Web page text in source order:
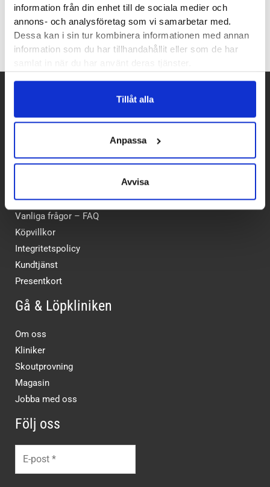
information från din enhet till de sociala medier och
annons- och analysföretag som vi samarbetar med.
Dessa kan i sin tur kombinera informationen med annan
information som du har tillhandahållit eller som de har
samlat in när du har använt deras tjänster.
Tillåt alla
Anpassa
Avvisa
Vanliga frågor – FAQ
Köpvillkor
Integritetspolicy
Kundtjänst
Presentkort
Gå & Löpkliniken
Om oss
Kliniker
Skoutprovning
Magasin
Jobba med oss
Följ oss